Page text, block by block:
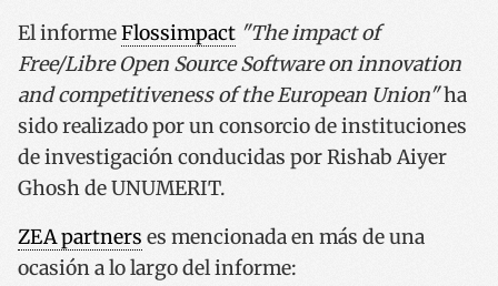
El informeFlossimpact "The impact of
Free/Libre Open Source Software on innovation
and competitiveness of the European Union"ha
sido realizado por un consorcio de instituciones
de investigación conducidas por Rishab Aiyer
Ghosh de UNUMERIT.
ZEA partners es mencionada en más de una
ocasión a lo largo del informe: